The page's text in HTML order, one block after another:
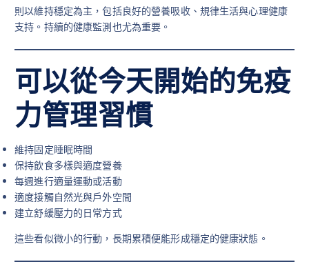
則以維持穩定為主，包括良好的營養吸收、規律生活與心理健康
支持。持續的健康監測也尤為重要。
可以從今天開始的免疫
力管理習慣
維持固定睡眠時間
保持飲食多樣與適度營養
每週進行適量運動或活動
適度接觸自然光與戶外空間
建立舒緩壓力的日常方式
這些看似微小的行動，長期累積便能形成穩定的健康狀態。